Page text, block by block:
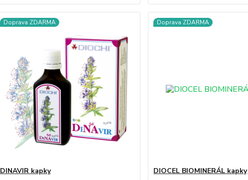
Doprava ZDARMA
DINAVIR kapky
Doprava ZDARMA
DIOCEL BIOMINERÁL kapky